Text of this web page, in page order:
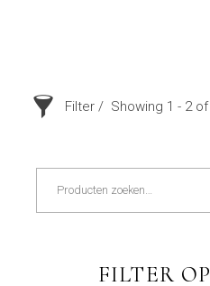
Filter Showing 1 - 2
Zoeken
FILTER